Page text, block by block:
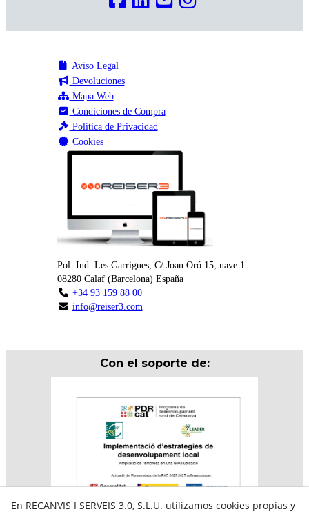
Aviso Legal
Devoluciones
Mapa Web
Condiciones de Compra
Política de Privacidad
Cookies
Pol. Ind. Les Garrigues, C/ Joan Oró 15, nave 1
08280 Calaf (Barcelona) España
+34 93 159 88 00
info@reiser3.com
Con el soporte de:
En RECANVIS I SERVEIS 3.0, S.L.U. utilizamos cookies propias y